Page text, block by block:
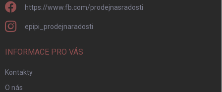
https://www.fb.com/prodejnasradosti
epipi_prodejnaradosti
INFORMACE PRO VÁS
Kontakty
O nás